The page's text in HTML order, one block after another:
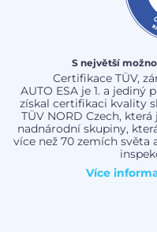
S největší
Certifikace TÜV,
AUTO ESA je 1. a jediný
získal certifikaci kvality
TÜV NORD Czech,
nadnárodní skupiny,
více než 70 zemích světa
Více